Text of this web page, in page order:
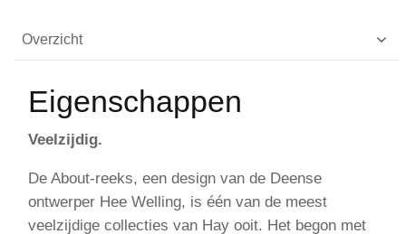
Overzicht
Eigenschappen
Veelzijdig.
De About-reeks, een design van de Deense
ontwerper Hee Welling, is één van de meest
veelzijdige collecties van Hay ooit. Het begon met